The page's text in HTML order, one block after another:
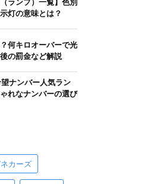
ランプ）一覧】色別
灯の意味とは？
何キロオーバーで光
の罰金など解説
望ナンバー人気ラン
れなナンバーの選び
カーズ